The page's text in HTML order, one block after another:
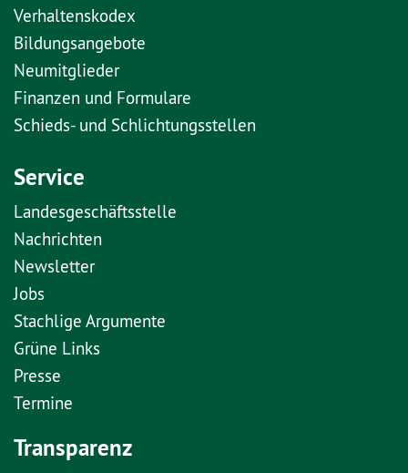
Verhaltenskodex
Bildungsangebote
Neumitglieder
Finanzen und Formulare
Schieds- und Schlichtungsstellen
Service
Landesgeschäftsstelle
Nachrichten
Newsletter
Jobs
Stachlige Argumente
Grüne Links
Presse
Termine
Transparenz